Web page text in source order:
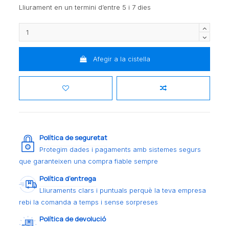
Lliurament en un termini d’entre 5 i 7 dies
Afegir a la cistella
Política de seguretat
Protegim dades i pagaments amb sistemes segurs
que garanteixen una compra fiable sempre
Política d’entrega
Lliuraments clars i puntuals perquè la teva empresa
rebi la comanda a temps i sense sorpreses
Política de devolució